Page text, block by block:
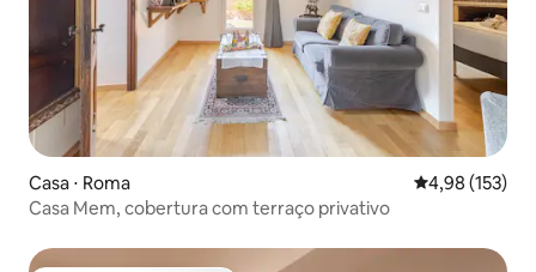
Casa ⋅ Roma 4,98 de uma
4,98 (153)
Casa Mem, cobertura com terraço privativo